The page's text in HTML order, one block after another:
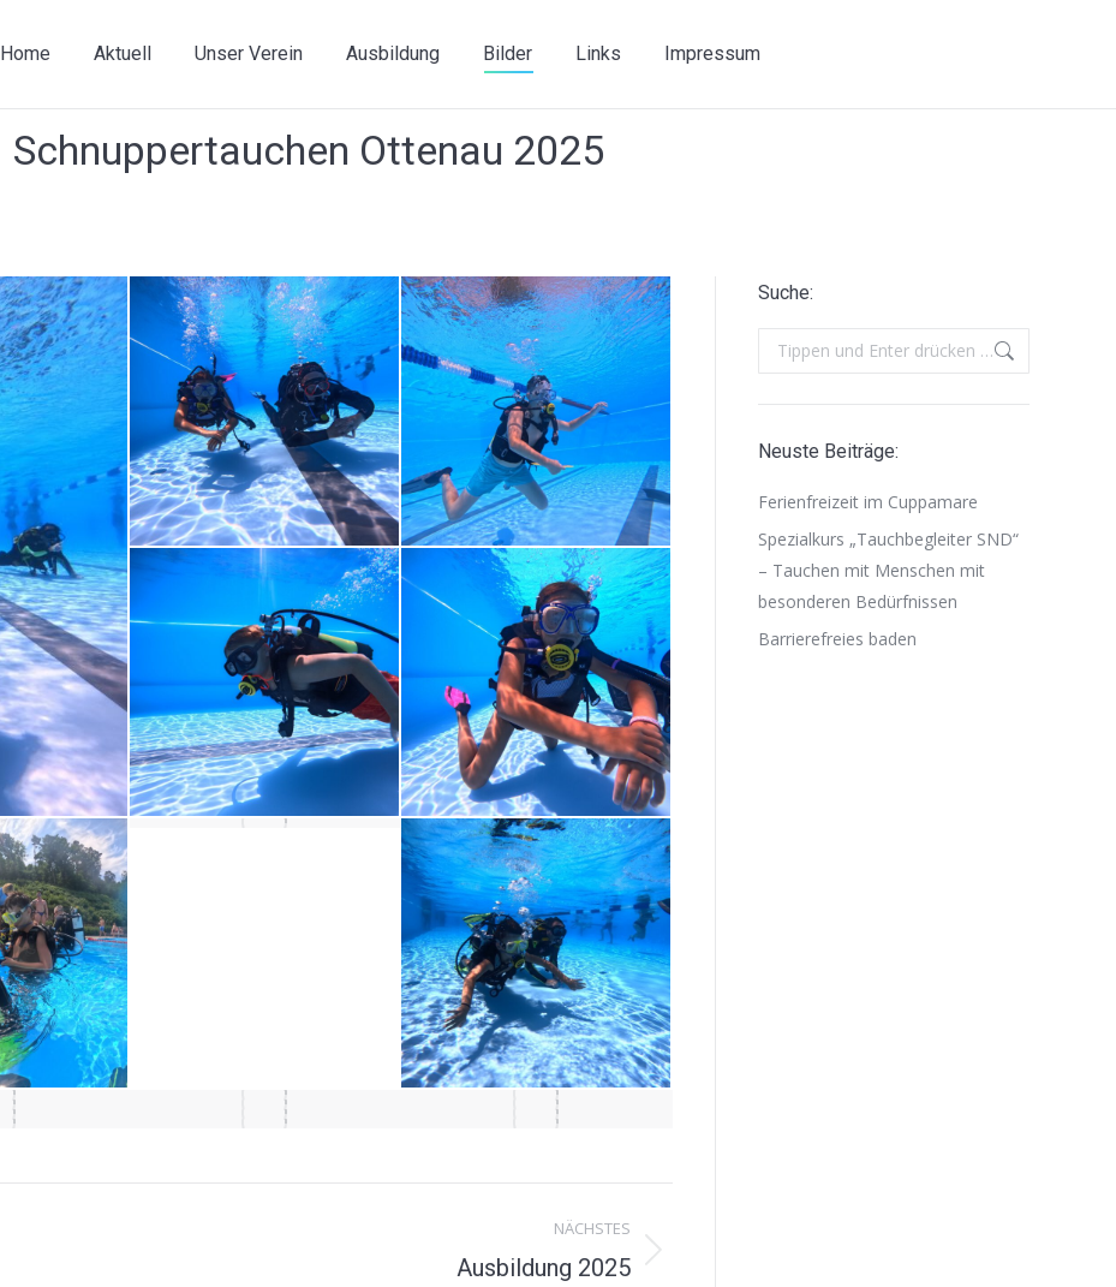
Home Aktuell Unser Verein Ausbildung Bilder Links Impressum
Schnuppertauchen Ottenau 2025
NÄCHSTES
Ausbildung 2025
Suche:
Search:
Neuste Beiträge:
Ferienfreizeit im Cuppamare
Spezialkurs „Tauchbegleiter SND“
– Tauchen mit Menschen mit
besonderen Bedürfnissen
Barrierefreies baden